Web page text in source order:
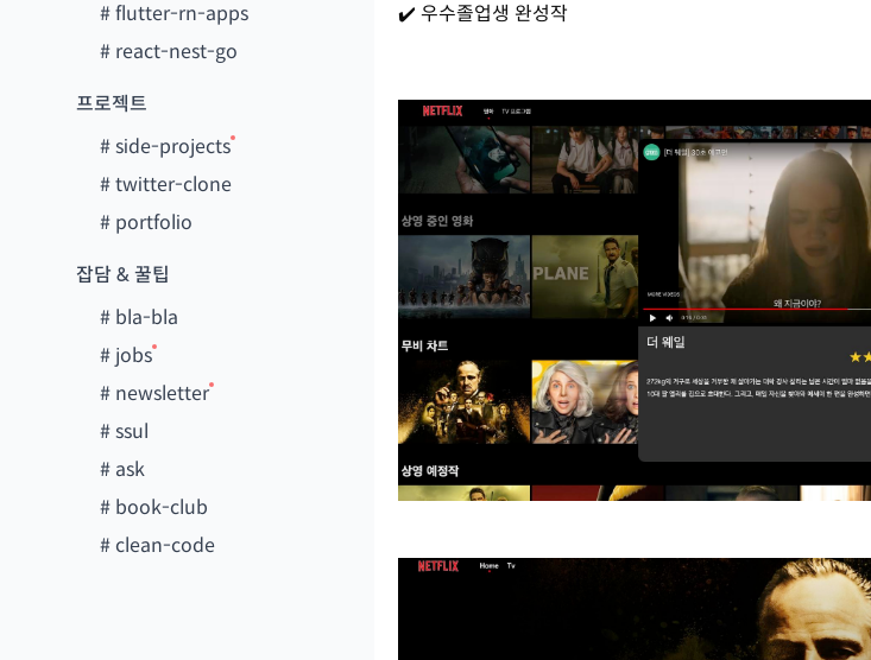
#flutter-rn-apps
# react-nest-go
프로젝트
#side-projects
#twitter-clone
# portfolio
잡담 & 꿀팁
# bla-bla
# jobs
# newsletter
#ssul
# ask
# book-club
#clean-code
✔️ 우수졸업생 완성작